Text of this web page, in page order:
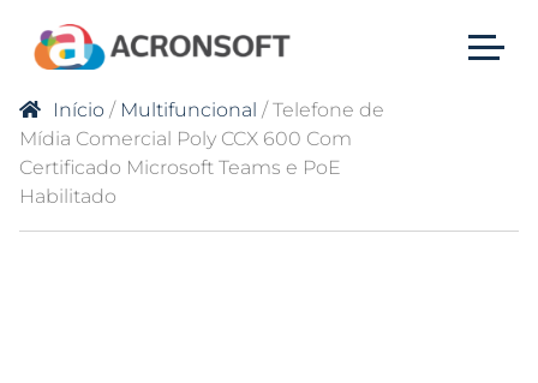
Início / Multifuncional / Telefone de
Mídia Comercial Poly CCX 600 Com
Certificado Microsoft Teams e PoE
Habilitado